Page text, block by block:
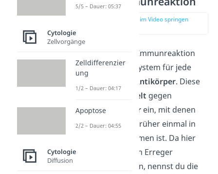
zur Stelle im Video springen
Immunreaktion
bildet das Immunsystem für jede
Antikörper. Diese
gezielt gegen
bestimmte Erreger ein, mit denen
der Körper schon früher einmal in
Berührung gekommen ist. Da hier
nur diese speziellen Erreger
angegriffen werden, nennst du die
5/5 – Dauer: 05:37
Cytologie
Zellvorgänge
Zelldifferenzier
ung
1/2 – Dauer: 04:17
Apoptose
2/2 – Dauer: 04:55
Cytologie
Diffusion